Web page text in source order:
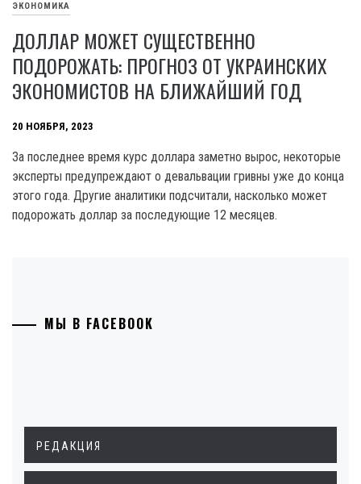
ЭКОНОМИКА
ДОЛЛАР МОЖЕТ СУЩЕСТВЕННО
ПОДОРОЖАТЬ: ПРОГНОЗ ОТ УКРАИНСКИХ
ЭКОНОМИСТОВ НА БЛИЖАЙШИЙ ГОД
20 НОЯБРЯ, 2023
За последнее время курс доллара заметно вырос, некоторые
эксперты предупреждают о девальвации гривны уже до конца
этого года. Другие аналитики подсчитали, насколько может
подорожать доллар за последующие 12 месяцев.
МЫ В FACEBOOK
РЕДАКЦИЯ